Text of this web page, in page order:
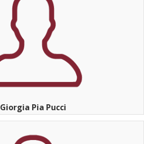
Giorgia Pia Pucci